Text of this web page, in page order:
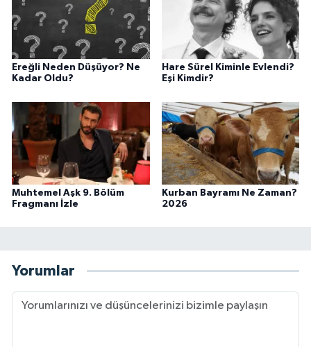
Ereğli Neden Düşüyor? Ne
Kadar Oldu?
Hare Sürel Kiminle Evlendi?
Eşi Kimdir?
Muhtemel Aşk 9. Bölüm
Fragmanı İzle
Kurban Bayramı Ne Zaman?
2026
Yorumlar